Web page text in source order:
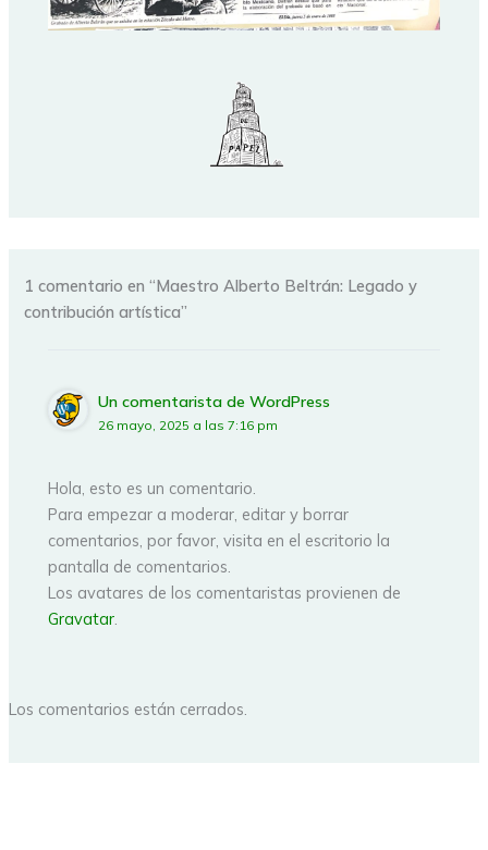
1 comentario en “Maestro Alberto Beltrán: Legado y
contribución artística”
Un comentarista de WordPress
26 mayo, 2025 a las 7:16 pm
Hola, esto es un comentario.
Para empezar a moderar, editar y borrar
comentarios, por favor, visita en el escritorio la
pantalla de comentarios.
Los avatares de los comentaristas provienen de
Gravatar
Los comentarios están cerrados.